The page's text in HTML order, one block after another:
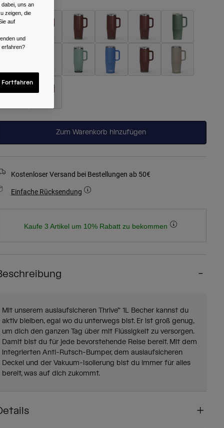
ausgewählt
Zum Warenkorb hinzufügen
Kostenloser Versand bei Bestellungen ab 50€
Einfache Rücksendung
Kaufe 3 Artikel um 10% Rabatt zu bekommen
Mit unserem auslaufsicheren Thrive™ 1L Becher kannst du
aktiv bleiben, egal wo du unterwegs bist. Er ist groß genug,
um dich den ganzen Tag über mit Flüssigkeit zu versorgen.
Damit bist du für jede bevorstehende Reise bereit. Mit dem
integrierten Anti-Rutsch-Bumper, dem auslaufsicheren
Deckel und der Vakuum-Isolierung bist du immer für alles
bereit, was auf dich zukommt.
uns an
zeigen, die
auf
und
erfahren?